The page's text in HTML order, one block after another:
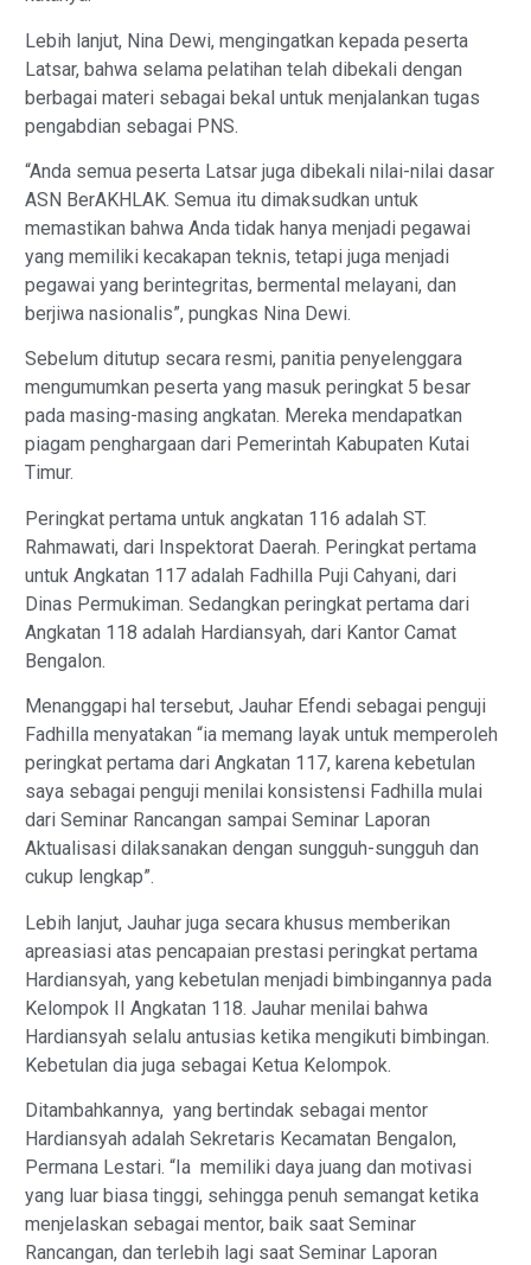
Lebih lanjut, Nina Dewi, mengingatkan kepada peserta
Latsar, bahwa selama pelatihan telah dibekali dengan
berbagai materi sebagai bekal untuk menjalankan tugas
pengabdian sebagai PNS.
“Anda semua peserta Latsar juga dibekali nilai-nilai dasar
ASN BerAKHLAK. Semua itu dimaksudkan untuk
memastikan bahwa Anda tidak hanya menjadi pegawai
yang memiliki kecakapan teknis, tetapi juga menjadi
pegawai yang berintegritas, bermental melayani, dan
berjiwa nasionalis”, pungkas Nina Dewi.
Sebelum ditutup secara resmi, panitia penyelenggara
mengumumkan peserta yang masuk peringkat 5 besar
pada masing-masing angkatan. Mereka mendapatkan
piagam penghargaan dari Pemerintah Kabupaten Kutai
Timur.
Peringkat pertama untuk angkatan 116 adalah ST.
Rahmawati, dari Inspektorat Daerah. Peringkat pertama
untuk Angkatan 117 adalah Fadhilla Puji Cahyani, dari
Dinas Permukiman. Sedangkan peringkat pertama dari
Angkatan 118 adalah Hardiansyah, dari Kantor Camat
Bengalon.
Menanggapi hal tersebut, Jauhar Efendi sebagai penguji
Fadhilla menyatakan “ia memang layak untuk memperoleh
peringkat pertama dari Angkatan 117, karena kebetulan
saya sebagai penguji menilai konsistensi Fadhilla mulai
dari Seminar Rancangan sampai Seminar Laporan
Aktualisasi dilaksanakan dengan sungguh-sungguh dan
cukup lengkap”.
Lebih lanjut, Jauhar juga secara khusus memberikan
apreasiasi atas pencapaian prestasi peringkat pertama
Hardiansyah, yang kebetulan menjadi bimbingannya pada
Kelompok II Angkatan 118. Jauhar menilai bahwa
Hardiansyah selalu antusias ketika mengikuti bimbingan.
Kebetulan dia juga sebagai Ketua Kelompok.
Ditambahkannya, yang bertindak sebagai mentor
Hardiansyah adalah Sekretaris Kecamatan Bengalon,
Permana Lestari. “Ia memiliki daya juang dan motivasi
yang luar biasa tinggi, sehingga penuh semangat ketika
menjelaskan sebagai mentor, baik saat Seminar
Rancangan, dan terlebih lagi saat Seminar Laporan